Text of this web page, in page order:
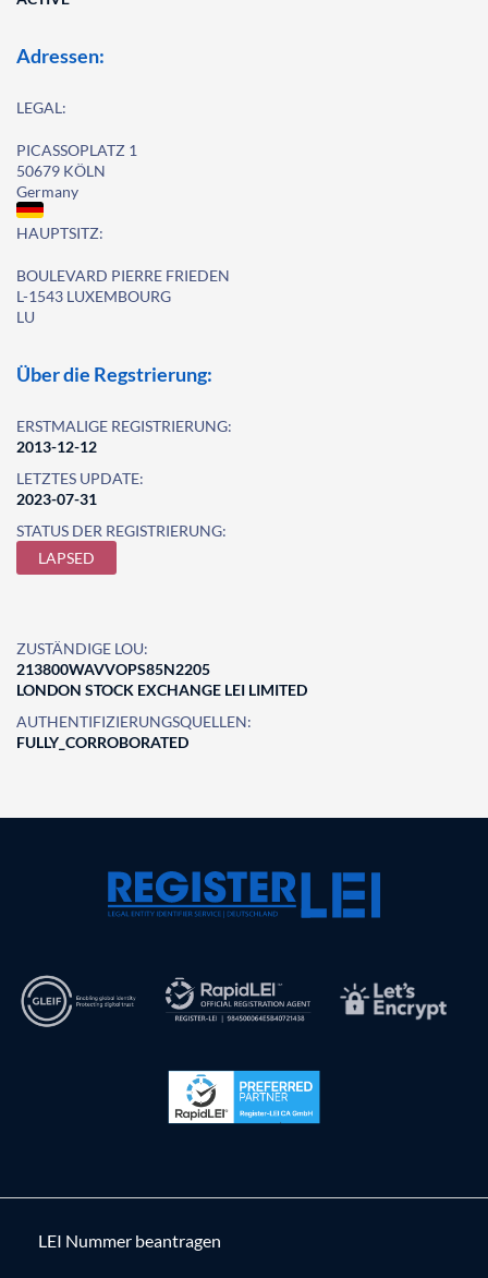
Adressen:
LEGAL:
PICASSOPLATZ 1
50679 KÖLN
Germany
HAUPTSITZ:
BOULEVARD PIERRE FRIEDEN
L-1543 LUXEMBOURG
LU
Über die Regstrierung:
ERSTMALIGE REGISTRIERUNG:
2013-12-12
LETZTES UPDATE:
2023-07-31
STATUS DER REGISTRIERUNG:
LAPSED
ZUSTÄNDIGE LOU:
213800WAVVOPS85N2205
LONDON STOCK EXCHANGE LEI LIMITED
AUTHENTIFIZIERUNGSQUELLEN:
FULLY_CORROBORATED
LEI Nummer beantragen